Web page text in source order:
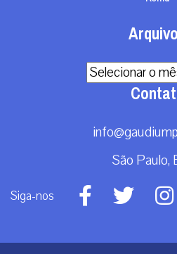
Arquivos
São Paulo,
Siga-nos